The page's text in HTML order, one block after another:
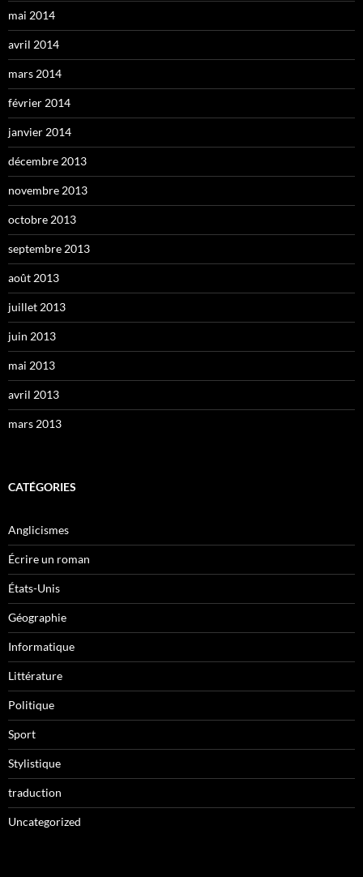
mai 2014
avril 2014
mars 2014
février 2014
janvier 2014
décembre 2013
novembre 2013
octobre 2013
septembre 2013
août 2013
juillet 2013
juin 2013
mai 2013
avril 2013
mars 2013
CATÉGORIES
Anglicismes
Écrire un roman
États-Unis
Géographie
Informatique
Littérature
Politique
Sport
Stylistique
traduction
Uncategorized